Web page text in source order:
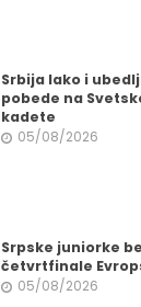
Srbija lako i
pobede na
kadete
05/08/2026
Srpske juniorke
četvrtfinale
05/08/2026